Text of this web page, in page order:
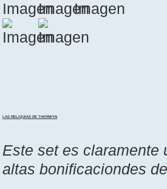
LAS RELIQUIAS DE THORWYN
Este set es claramente
altas bonificaciondes